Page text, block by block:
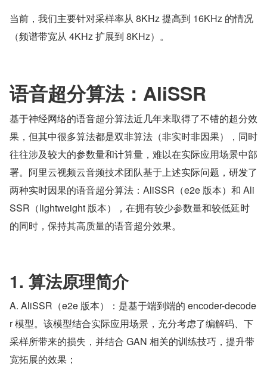
当前，我们主要针对采样率从 8KHz 提高到 16KHz 的情况
（频谱带宽从 4KHz 扩展到 8KHz）。
语音超分算法：AliSSR
基于神经网络的语音超分算法近几年来取得了不错的超分效
果，但其中很多算法都是双非算法（非实时非因果），同时
往往涉及较大的参数量和计算量，难以在实际应用场景中部
署。阿里云视频云音频技术团队基于上述实际问题，研发了
两种实时因果的语音超分算法：AliSSR（e2e 版本）和 Ali
SSR（lightweight 版本），在拥有较少参数量和较低延时
的同时，保持其高质量的语音超分效果。
1. 算法原理简介
A. AliSSR（e2e 版本）：是基于端到端的 encoder-decode
r 模型。该模型结合实际应用场景，充分考虑了编解码、下
采样所带来的损失，并结合 GAN 相关的训练技巧，提升带
宽拓展的效果；